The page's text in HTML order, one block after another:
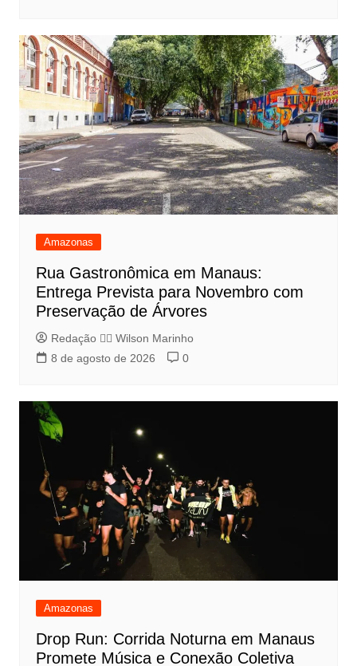
Amazonas
Rua Gastronômica em Manaus:
Entrega Prevista para Novembro com
Preservação de Árvores
Redação 👨‍⚖️​ Wilson Marinho
8 de agosto de 2026
0
Amazonas
Drop Run: Corrida Noturna em Manaus
Promete Música e Conexão Coletiva